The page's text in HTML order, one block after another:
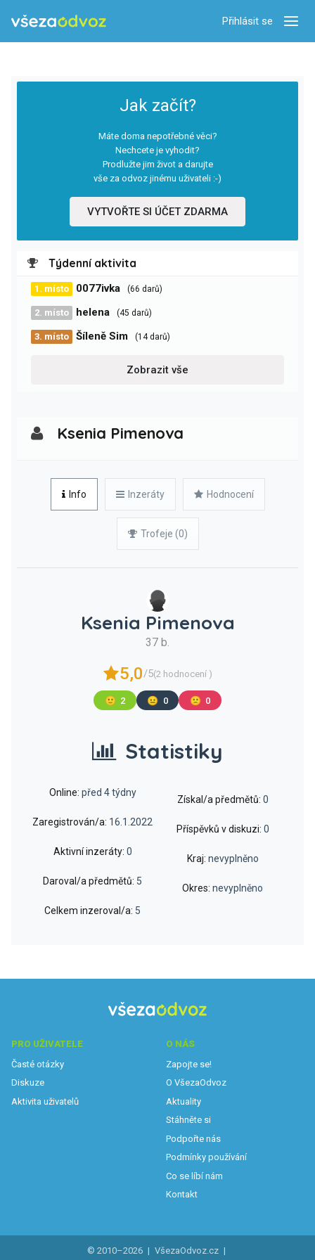
Přihlásit se
Jak začít?
Máte doma nepotřebné věci?
Nechcete je vyhodit?
Prodlužte jim život a darujte
vše za odvoz jinému uživateli :-)
VYTVOŘTE SI ÚČET ZDARMA
Týdenní aktivita
1. místo 0077ivka (66 darů)
2. místo helena (45 darů)
3. místo Šíleně Sim (14 darů)
Zobrazit vše
Ksenia Pimenova
Info Inzeráty Hodnocení
Trofeje (0)
Ksenia Pimenova
37 b.
5,0/5(2 hodnocení )
🙂 2 😐 0 🙁 0
Statistiky
Online: před 4 týdny
Zaregistrován/a: 16.1.2022
Aktivní inzeráty: 0
Daroval/a předmětů: 5
Celkem inzeroval/a: 5
Získal/a předmětů: 0
Příspěvků v diskuzi: 0
Kraj: nevyplněno
Okres: nevyplněno
PRO UŽIVATELE
Časté otázky
Diskuze
Aktivita uživatelů
O NÁS
Zapojte se!
O VšezaOdvoz
Aktuality
Stáhněte si
Podpořte nás
Podmínky používání
Co se líbí nám
Kontakt
© 2010–2026 | VšezaOdvoz.cz |